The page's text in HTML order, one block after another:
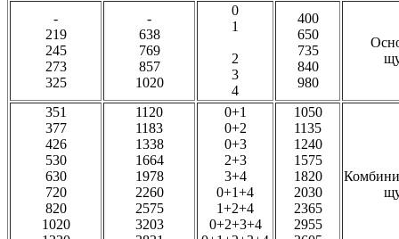
-
219
245
273
325
-
638
769
857
1020
0
1
2
3
4
400
650
735
840
980
351
377
426
530
630
720
820
1020
1120
1183
1338
1664
1978
2260
2575
3203
0+1
0+2
0+3
2+3
3+4
0+1+4
1+2+4
0+2+3+4
1050
1135
1240
1575
1820
2030
2365
2955